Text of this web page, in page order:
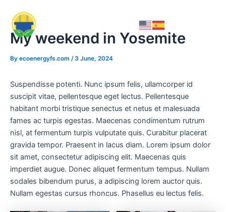
content
Menu
My weekend in Yosemite
By ecoenergyfs.com /3 June, 2024
Suspendisse potenti. Nunc ipsum felis, ullamcorper id
suscipit vitae, pellentesque eget lectus. Pellentesque
habitant morbi tristique senectus et netus et malesuada
fames ac turpis egestas. Maecenas condimentum rutrum
nisl, at fermentum turpis vulputate quis. Curabitur placerat
gravida tempor. Praesent in lacus diam. Lorem ipsum dolor
sit amet, consectetur adipiscing elit. Maecenas quis
imperdiet augue. Donec aliquet fermentum tempus. Nullam
sodales bibendum purus, a adipiscing lorem auctor quis.
Nullam egestas cursus rhoncus. Phasellus eu lectus felis.